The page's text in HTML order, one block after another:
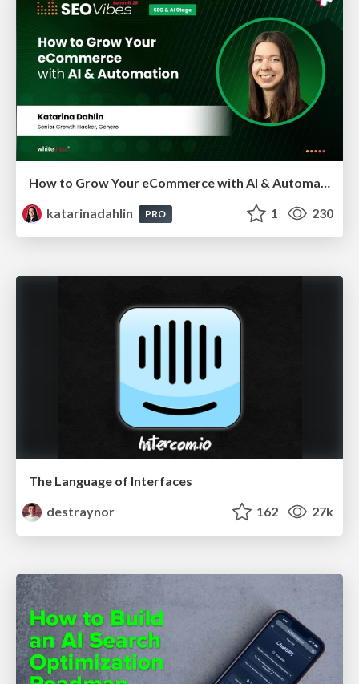
How to Grow Your eCommerce with AI & Automation
katarinadahlin
PRO 1 230
The Language of Interfaces
destraynor
162 27k